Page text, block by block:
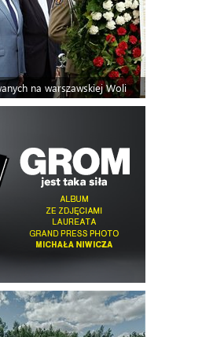
na warszawskiej Woli